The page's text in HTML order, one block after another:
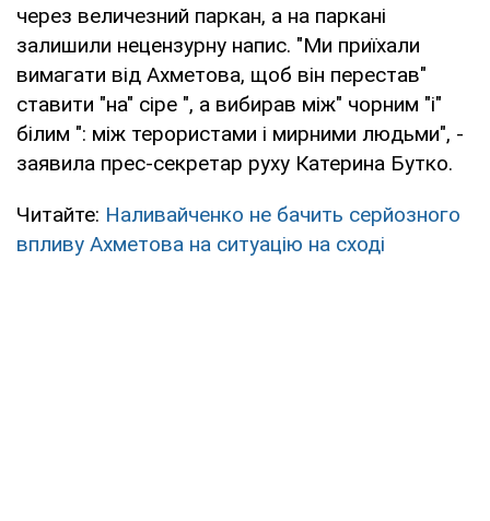
через величезний паркан, а на паркані
залишили нецензурну напис. "Ми приїхали
вимагати від Ахметова, щоб він перестав"
ставити "на" сіре ", а вибирав між" чорним "і"
білим ": між терористами і мирними людьми", -
заявила прес-секретар руху Катерина Бутко.
Читайте: Наливайченко не бачить серйозного
впливу Ахметова на ситуацію на сході